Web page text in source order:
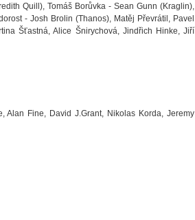
Quill), Tomáš Borůvka - Sean Gunn (Kraglin),
- Josh Brolin (Thanos), Matěj Převrátil, Pavel
Šťastná, Alice Šnirychová, Jindřich Hinke, Jiří
Alan Fine, David J.Grant, Nikolas Korda, Jeremy